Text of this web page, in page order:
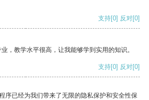
支持[0] 反对[0]
，教学水平很高，让我能够学到实用的知识。
支持[0] 反对[0]
序已经为我们带来了无限的隐私保护和安全性保